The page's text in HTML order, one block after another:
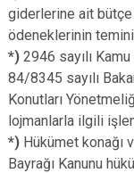
giderlerine ait bütçe
ödeneklerinin
*) 2946 sayılı
84/8345 sayılı
Konutları
lojmanlarla ilgili
*) Hükümet konağı
Bayrağı Kanunu